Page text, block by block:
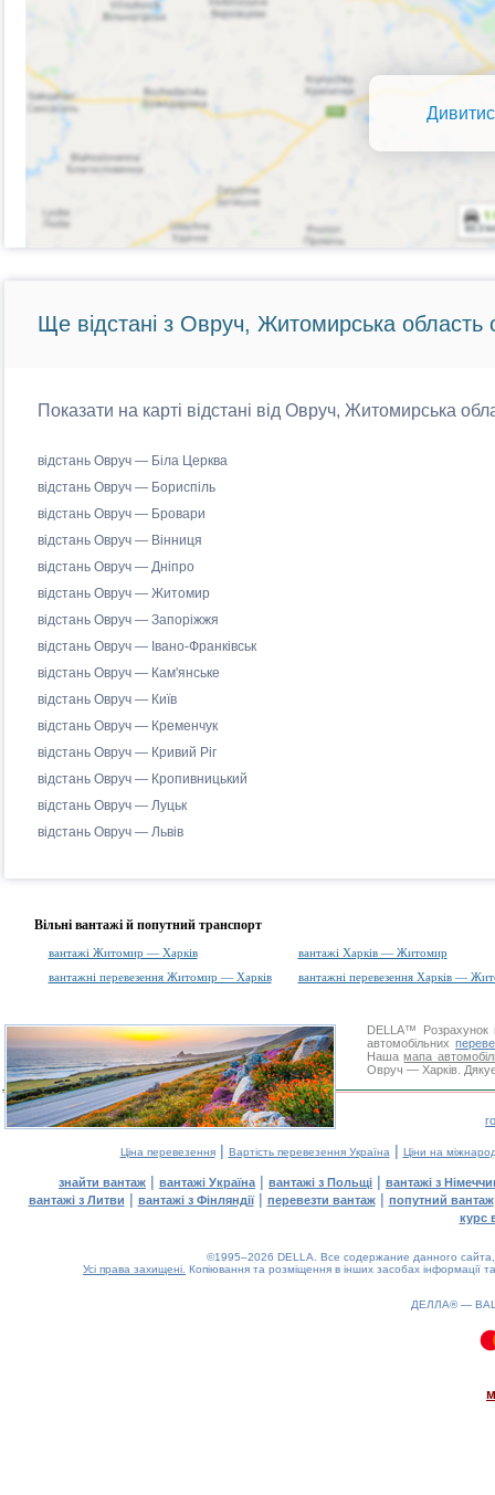
Ще відстані з Овруч, Житомирська область
Показати на карті відстані від Овруч, Житомирська
відстань Овруч — Біла Церква
відстань Овруч — Бориспіль
відстань Овруч — Бровари
відстань Овруч — Вінниця
відстань Овруч — Дніпро
відстань Овруч — Житомир
відстань Овруч — Запоріжжя
відстань Овруч — Івано-Франківськ
відстань Овруч — Кам'янське
відстань Овруч — Київ
відстань Овруч — Кременчук
відстань Овруч — Кривий Ріг
відстань Овруч — Кропивницький
відстань Овруч — Луцьк
відстань Овруч — Львів
Вільні вантажі й попутний транспорт
вантажі Житомир — Харків
вантажі Харків — Житомир
вантажні перевезення Житомир — Харків
вантажні перевезення Харків —
DELLA™
Розрахунок
автомобільних
Нашамапа
Овруч — Харків.
Ціна перевезення| Вартість перевезення Україна | Ціни на
знайти вантаж | вантажі Україна | вантажі з Польщі | вантажі з
вантажі з Литви | вантажі з Фінляндії| перевезти вантаж| попутний вантаж
курс
©1995–2026 DELLA. Все содержание данного
Усі права захищені. Копіювання та розміщення в інших засобах інформації
ДЕЛЛА® —